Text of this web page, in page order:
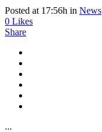
Posted at 17:56h in News
0 Likes
Share
...